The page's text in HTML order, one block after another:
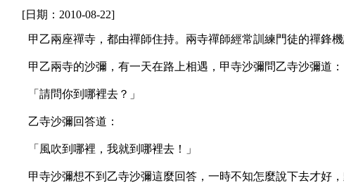
[日期：2010-08-22]
甲乙兩座禪寺，都由禪師住持。兩寺禪師經常訓練門徒的禪鋒機
甲乙兩寺的沙彌，有一天在路上相遇，甲寺沙彌問乙寺沙彌道：
「請問你到哪裡去？」
乙寺沙彌回答道：
「風吹到哪裡，我就到哪裡去！」
甲寺沙彌想不到乙寺沙彌這麼回答，一時不知怎麼說下去才好，